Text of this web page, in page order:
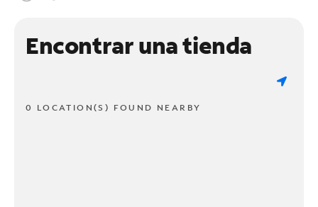
Encontrar una tienda
0 LOCATION(S) FOUND NEARBY